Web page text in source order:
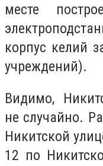
месте
корпус келий
учреждений).
Видимо,
не случайно.
Никитской
12 по